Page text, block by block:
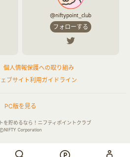
@niftypoint_club
フォローする
個人情報保護への取り組み
ブサイト利用ガイドライン
PC版を見る
を貯めるなら！ニフティポイントクラブ
Corporation